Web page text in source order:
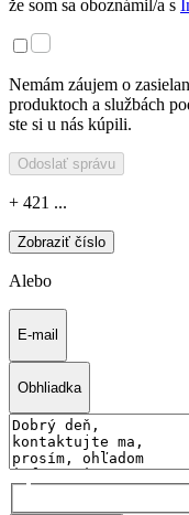
že som sa oboznámil/a s
Nemám záujem o
produktoch a službách
ste si u nás kúpili.
Odoslať správu
+ 421 ...
Zobraziť číslo
Alebo
E-mail
Obhliadka